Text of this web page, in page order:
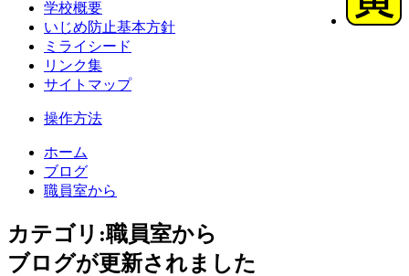
学校概要
いじめ防止基本方針
ミライシード
リンク集
サイトマップ
操作方法
ホーム
ブログ
職員室から
カテゴリ:職員室から
ブログが更新されました